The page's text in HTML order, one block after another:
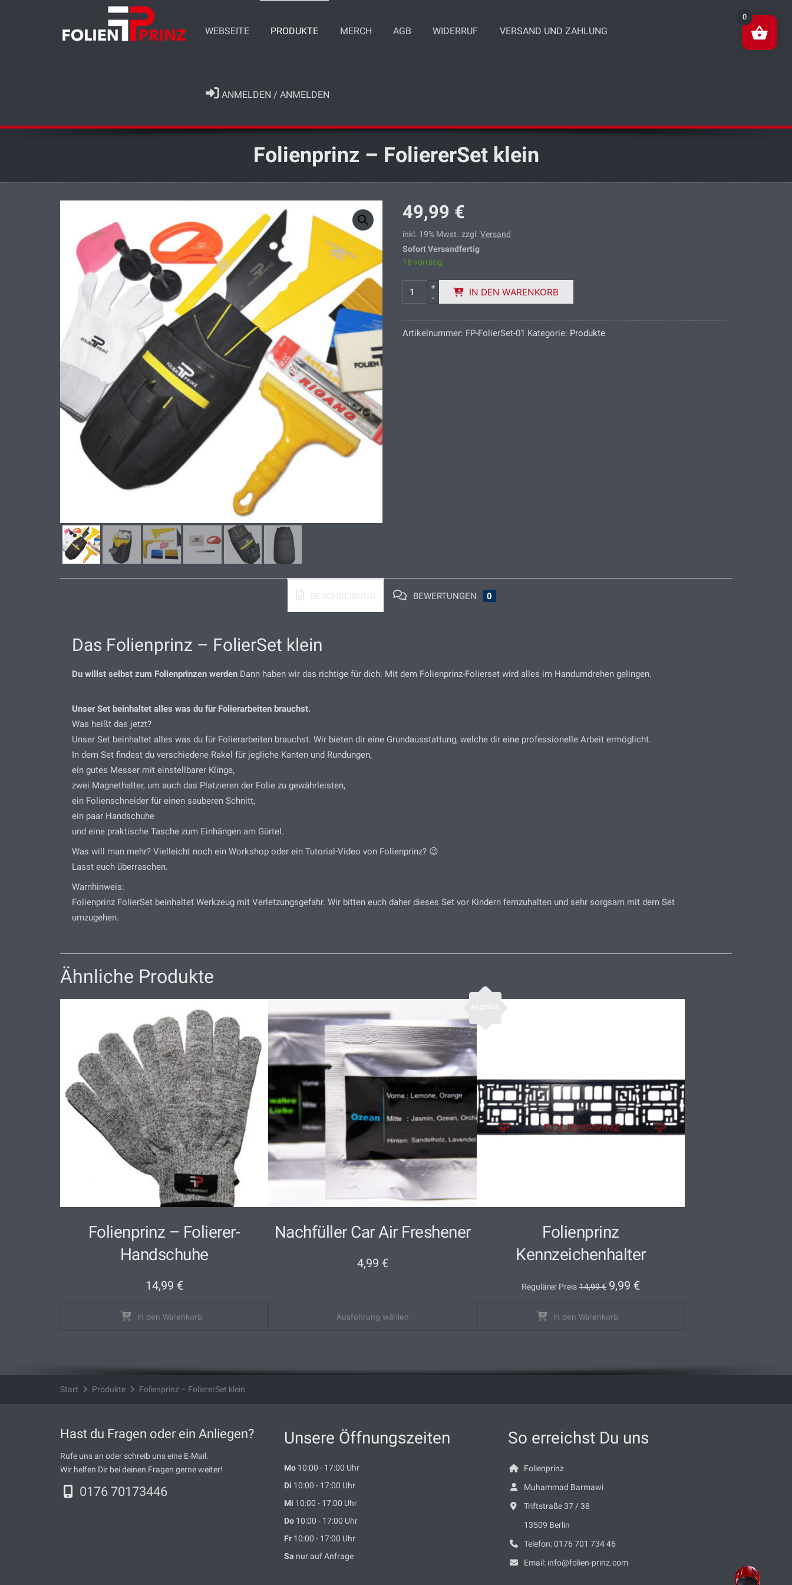
WEBSEITE PRODUKTE MERCH AGB WIDERRUF VERSAND UND ZAHLUNG
ANMELDEN / ANMELDEN
Folienprinz – FoliererSet klein
49,99 €
inkl. 19% Mwst. zzgl.Versand
Sofort Versandfertig
16 vorrätig
IN DEN WARENKORB
Artikelnummer: FP-FolierSet-01 Kategorie: Produkte
BEWERTUNGEN 0
Das Folienprinz – FolierSet klein
Du willst selbst zum Folienprinzen werden Dann haben wir das richtige für dich: Mit dem Folienprinz-Folierset wird alles im Handumdrehen gelingen.
Unser Set beinhaltet alles was du für Folierarbeiten brauchst.
Was heißt das jetzt?
Unser Set beinhaltet alles was du für Folierarbeiten brauchst. Wir bieten dir eine Grundausstattung, welche dir eine professionelle Arbeit ermöglicht.
In dem Set findest du verschiedene Rakel für jegliche Kanten und Rundungen,
ein gutes Messer mit einstellbarer Klinge,
zwei Magnethalter, um auch das Platzieren der Folie zu gewährleisten,
ein Folienschneider für einen sauberen Schnitt,
ein paar Handschuhe
und eine praktische Tasche zum Einhängen am Gürtel.
Was will man mehr? Vielleicht noch ein Workshop oder ein Tutorial-Video von Folienprinz? 😉
Lasst euch überraschen.
Warnhinweis:
Folienprinz FolierSet beinhaltet Werkzeug mit Verletzungsgefahr. Wir bitten euch daher dieses Set vor Kindern fernzuhalten und sehr sorgsam mit dem Set
umzugehen.
Ähnliche Produkte
Folienprinz – Folierer-
Handschuhe
14,99 €
In den Warenkorb
Nachfüller Car Air Freshener
4,99 €
Ausführung wählen
Folienprinz
Kennzeichenhalter
Regulärer Preis 14,99€ 9,99 €
In den Warenkorb
Start Produkte Folienprinz – FoliererSet klein
Hast du Fragen oder ein Anliegen?
Rufe uns an oder schreib uns eine E-Mail.
Wir helfen Dir bei deinen Fragen gerne weiter!
0176 70173446
Unsere Öffnungszeiten
Mo 10:00 - 17:00 Uhr
Di 10:00 - 17:00 Uhr
Mi 10:00 - 17:00 Uhr
Do 10:00 - 17:00 Uhr
Fr 10:00 - 17:00 Uhr
Sa nur auf Anfrage
So erreichst Du uns
Folienprinz
Muhammad Barmawi
Triftstraße 37 / 38
13509 Berlin
Telefon:0176 701 734 46
Email: info@folien-prinz.com
0